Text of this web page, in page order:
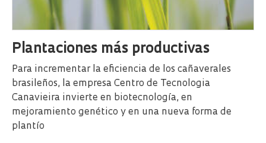
Plantaciones más productivas
Para incrementar la eficiencia de los cañaverales
brasileños, la empresa Centro de Tecnologia
Canavieira invierte en biotecnología, en
mejoramiento genético y en una nueva forma de
plantío